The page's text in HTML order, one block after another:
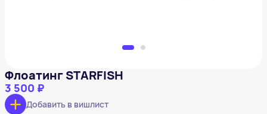
Флоатинг STARFISH
3 500 ₽
Добавить в вишлист